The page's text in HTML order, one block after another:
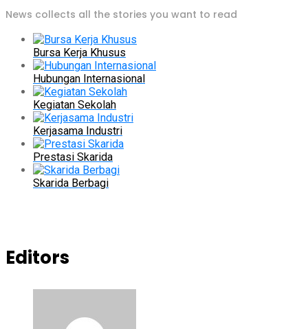
News collects all the stories you want to read
Bursa Kerja Khusus
Hubungan Internasional
Kegiatan Sekolah
Kerjasama Industri
Prestasi Skarida
Skarida Berbagi
Editors